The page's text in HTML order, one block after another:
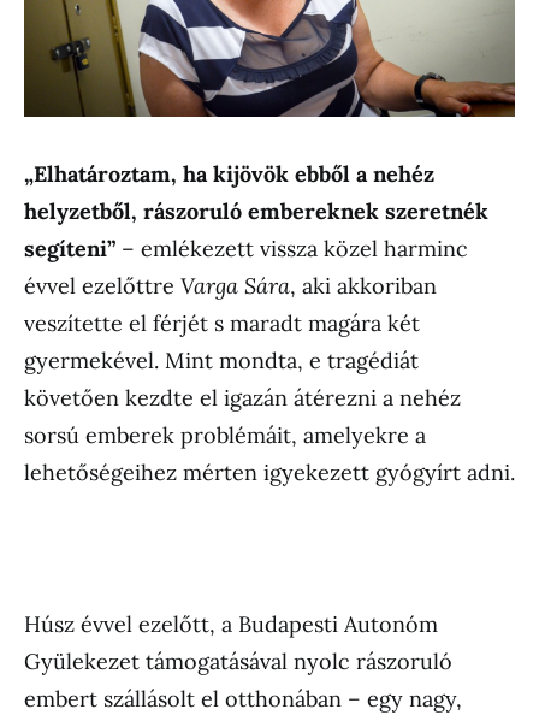
„Elhatároztam, ha kijövök ebből a nehéz
helyzetből, rászoruló embereknek szeretnék
segíteni” – emlékezett vissza közel harminc
évvel ezelőttre Varga Sára, aki akkoriban
veszítette el férjét s maradt magára két
gyermekével. Mint mondta, e tragédiát
követően kezdte el igazán átérezni a nehéz
sorsú emberek problémáit, amelyekre a
lehetőségeihez mérten igyekezett gyógyírt adni.
Húsz évvel ezelőtt, a Budapesti Autonóm
Gyülekezet támogatásával nyolc rászoruló
embert szállásolt el otthonában – egy nagy,